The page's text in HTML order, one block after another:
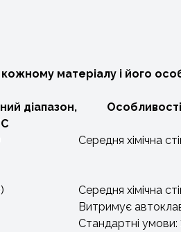
матеріалу і його
діапазон,
Середня хімічна
Середня хімічна
Витримує
Стандартні умови: